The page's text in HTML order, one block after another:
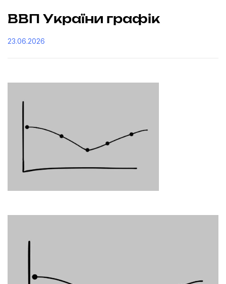
ВВП України графік
23.06.2026